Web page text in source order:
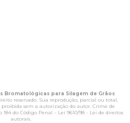
Bromatológicas para Silagem de Grãos
reservado. Sua reprodução, parcial ou total,
proibida sem a autorização do autor. Crime de
do Código Penal – Lei 9610/98 - Lei de direitos
autorais.